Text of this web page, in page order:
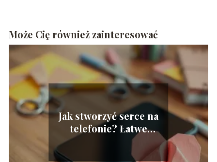
Może Cię również zainteresować
Jak stworzyć serce na
telefonie? Łatwe
instrukcje do
naśladowania!